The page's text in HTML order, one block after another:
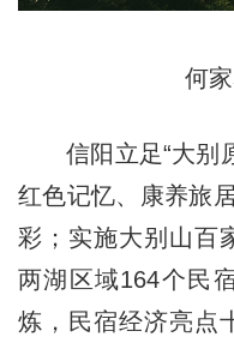
何
信阳立足“大别原
红色记忆、康养旅
彩；实施大别山百
两湖区域164个民
炼，民宿经济亮点